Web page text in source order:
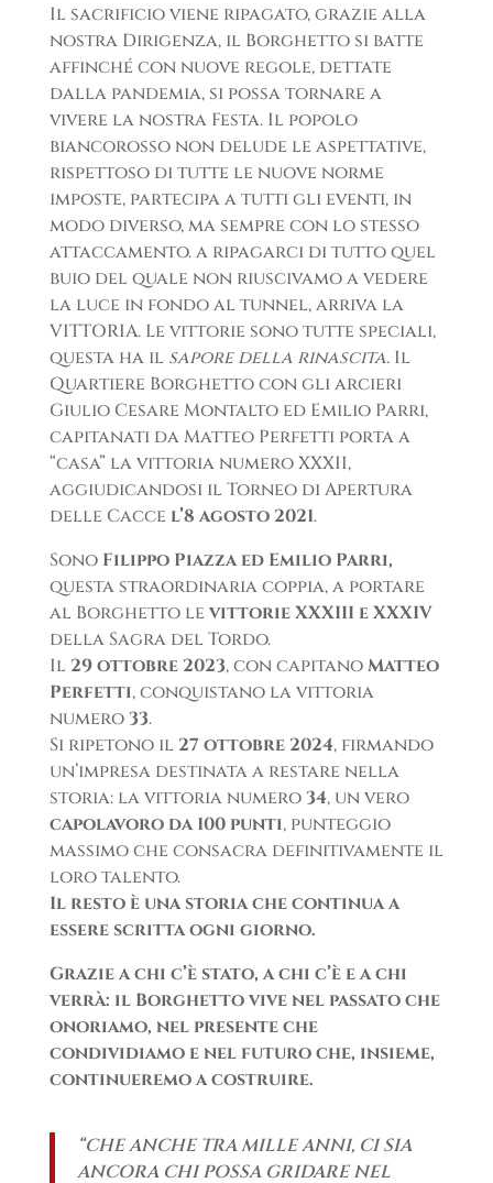
Il sacrificio viene ripagato, grazie alla
nostra Dirigenza, il Borghetto si batte
affinché con nuove regole, dettate
dalla pandemia, si possa tornare a
vivere la nostra Festa. Il popolo
biancorosso non delude le aspettative,
rispettoso di tutte le nuove norme
imposte, partecipa a tutti gli eventi, in
modo diverso, ma sempre con lo stesso
attaccamento. a ripagarci di tutto quel
buio del quale non riuscivamo a vedere
la luce in fondo al tunnel, arriva la
VITTORIA. Le vittorie sono tutte speciali,
questa ha il sapore della rinascita.Il
Quartiere Borghetto con gli arcieri
Giulio Cesare Montalto ed Emilio Parri,
capitanati da Matteo Perfetti porta a
“casa” la vittoria numero XXXII,
aggiudicandosi il Torneo di Apertura
delle Cacce l’8 agosto 2021.
Sono Filippo Piazza ed Emilio Parri,
questa straordinaria coppia, a portare
al Borghetto le vittorie XXXIII e XXXIV
della Sagra del Tordo.
Il 29 ottobre 2023, con capitanoMatteo
Perfetti, conquistano la vittoria
numero 33.
Si ripetono il 27 ottobre 2024, firmando
un’impresa destinata a restare nella
storia: la vittoria numero 34, un vero
capolavoro da 100 punti, punteggio
massimo che consacra definitivamente il
loro talento.
Il resto è una storia che continua a
essere scritta ogni giorno.
Grazie a chi c’è stato, a chi c’è e a chi
verrà: il Borghetto vive nel passato che
onoriamo, nel presente che
condividiamo e nel futuro che, insieme,
continueremo a costruire.
“CHE ANCHE TRA MILLE ANNI, CI SIA
ANCORA CHI POSSA GRIDARE NEL